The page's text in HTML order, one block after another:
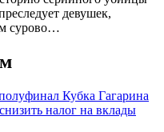
девушек,
сурово…
Кубка Гагарина
налог на вклады